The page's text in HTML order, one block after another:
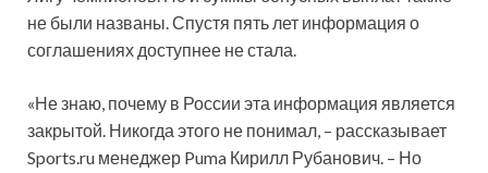
не были названы. Спустя пять лет информация о
соглашениях доступнее не стала.
«Не знаю, почему в России эта информация является
закрытой. Никогда этого не понимал, – рассказывает
Sports.ru менеджер Puma Кирилл Рубанович. – Но